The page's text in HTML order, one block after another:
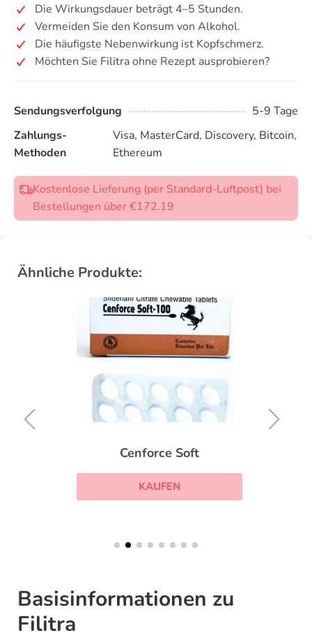
Die Wirkungsdauer beträgt 4–5 Stunden.
Vermeiden Sie den Konsum von Alkohol.
Die häufigste Nebenwirkung ist Kopfschmerz.
Möchten Sie Filitra ohne Rezept ausprobieren?
Sendungsverfolgung
5-9 Tage
Zahlungs-
Methoden
Visa, MasterCard, Discovery, Bitcoin,
Ethereum
Kostenlose Lieferung (per Standard-Luftpost) bei
Bestellungen über €172.19
Ähnliche Produkte:
Cenforce Soft
KAUFEN
Basisinformationen zu
Filitra